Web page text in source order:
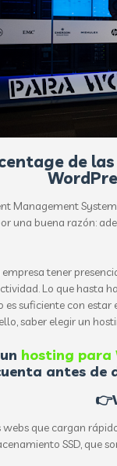
de
Management
una buena razón:
empresa tener
Lo que hasta
es suficiente con
saber elegir un
hosting para
antes de
que cargan
SSD, que